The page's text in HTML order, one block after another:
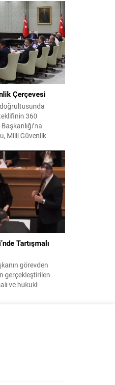
ayrı
aralarında
53 tutuklu
sürdürülmesine
talepler
yöneltilen...
Çerçevesi
360
Milli Güvenlik
sekiz maddelik
gelişmelere dair
Yaklaşık 2 saat
metninde;
Tartışmalı
görevden
gerçekleştirilen
ve hukuki
Seçim sürecinde
arasındaki